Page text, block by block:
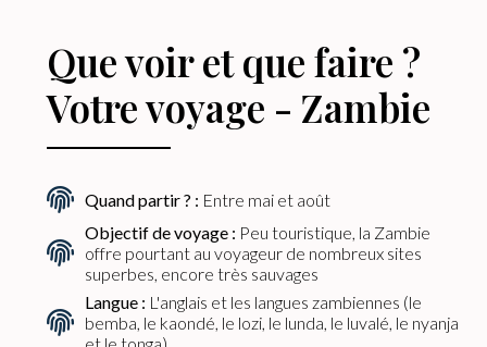
Que voir et que faire ?
Votre voyage - Zambie
Quand partir ? : Entre mai et août
Objectif de voyage : Peu touristique, la Zambie
offre pourtant au voyageur de nombreux sites
superbes, encore très sauvages
Langue : L'anglais et les langues zambiennes (le
bemba, le kaondé, le lozi, le lunda, le luvalé, le nyanja